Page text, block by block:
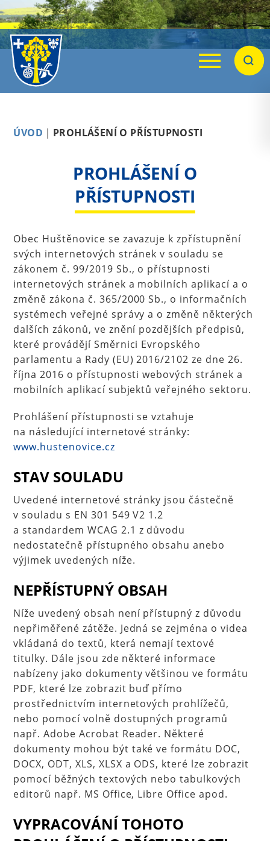
Menu
ÚVOD | PROHLÁŠENÍ O PŘÍSTUPNOSTI
PROHLÁŠENÍ O
PŘÍSTUPNOSTI
Obec Huštěnovice se zavazuje k zpřístupnění
svých internetových stránek v souladu se
zákonem č. 99/2019 Sb., o přístupnosti
internetových stránek a mobilních aplikací a o
změně zákona č. 365/2000 Sb., o informačních
systémech veřejné správy a o změně některých
dalších zákonů, ve znění pozdějších předpisů,
které provádějí Směrnici Evropského
parlamentu a Rady (EU) 2016/2102 ze dne 26.
října 2016 o přístupnosti webových stránek a
mobilních aplikací subjektů veřejného sektoru.
Prohlášení přístupnosti se vztahuje
na následující internetové stránky:
www.hustenovice.cz
STAV SOULADU
Uvedené internetové stránky jsou částečně
v souladu s EN 301 549 V2 1.2
a standardem WCAG 2.1 z důvodu
nedostatečně přístupného obsahu anebo
výjimek uvedených níže.
NEPŘÍSTUPNÝ OBSAH
Níže uvedený obsah není přístupný z důvodu
nepřiměřené zátěže. Jedná se zejména o videa
vkládaná do textů, která nemají textové
titulky. Dále jsou zde některé informace
nabízeny jako dokumenty většinou ve formátu
PDF, které lze zobrazit buď přímo
prostřednictvím internetových prohlížečů,
nebo pomocí volně dostupných programů
např. Adobe Acrobat Reader. Některé
dokumenty mohou být také ve formátu DOC,
DOCX, ODT, XLS, XLSX a ODS, které lze zobrazit
pomocí běžných textových nebo tabulkových
editorů např. MS Office, Libre Office apod.
VYPRACOVÁNÍ TOHOTO